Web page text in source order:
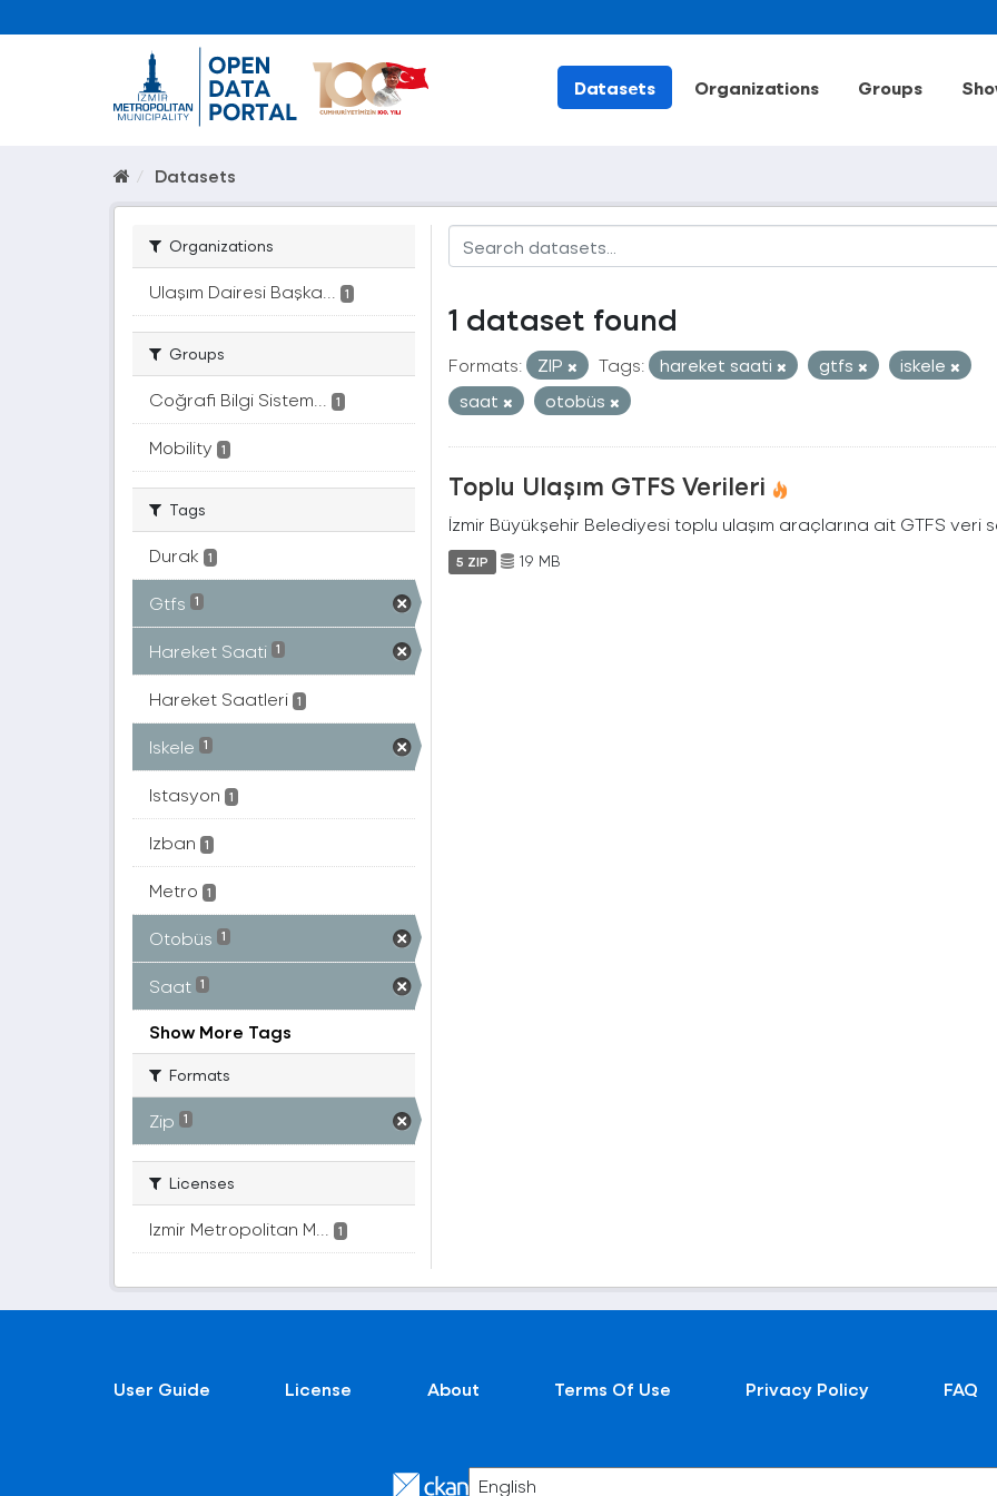
Datasets Organizations Groups
Datasets
Organizations
Ulaşım Dairesi Başka... 1
Groups
Coğrafi Bilgi Sistem... 1
Mobility 1
Tags
Durak 1
Gtfs 1
Hareket Saati 1
Hareket Saatleri 1
Iskele 1
Istasyon 1
Izban 1
Metro 1
Otobüs 1
Saat 1
Show More Tags
Formats
Zip 1
Licenses
Izmir Metropolitan M... 1
1 dataset found
Formats: ZIP Tags: hareket saati gtfs
iskele
saat
otobüs
Toplu Ulaşım GTFS Verileri
İzmir Büyükşehir Belediyesi toplu ulaşım araçlarına ait GTFS veri
5 ZIP 19 MB
User Guide License About Terms Of Use Privacy Policy FAQ